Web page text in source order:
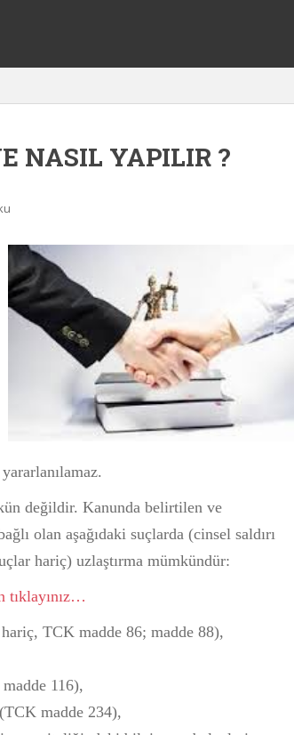
NASIL YAPILIR ?
değildir. Kanunda belirtilen ve
olan aşağıdaki suçlarda (cinsel saldırı
hariç) uzlaştırma mümkündür:
tıklayınız…
TCK madde 86; madde 88),
116),
(TCK madde 234),